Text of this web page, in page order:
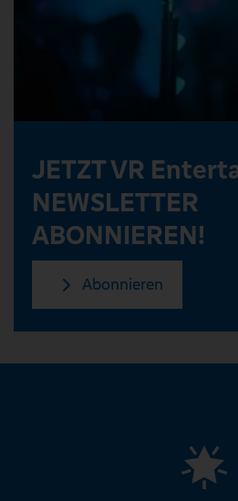
JETZT VR
NEWSLETTER
ABONNIEREN!
Abonnieren